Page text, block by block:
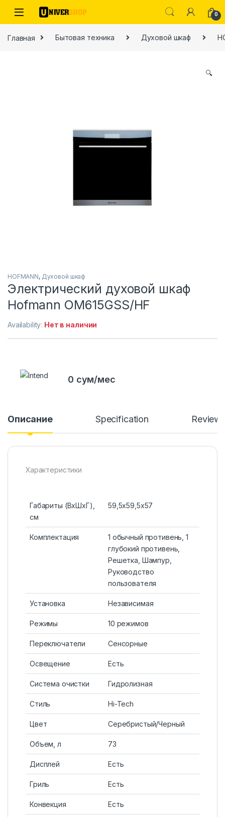
Skip to navigation
Skip to content
0
Главная Бытовая техника Духовой шкаф
🔍
HOFMANN, Духовой шкаф
Электрический духовой шкаф
Hofmann OM615GSS/HF
Availability: Нет в наличии
0 сум/мес
Описание Specification
Характеристики
Габариты (ВxШxГ),
см
59,5х59,5х57
Комплектация
1 обычный противень, 1
глубокий противень,
Решетка, Шампур,
Руководство
пользователя
Установка Независимая
Режимы 10 режимов
Переключатели Сенсорные
Освещение Есть
Система очистки Гидролизная
Стиль Hi-Tech
Цвет Серебристый/Черный
Объем, л 73
Дисплей Есть
Гриль Есть
Конвекция Есть